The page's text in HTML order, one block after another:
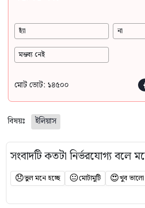
হ্যাঁ না
মন্তব্য নেই
মোট ভোট: ১৪৫০০
বিষয়ঃ ইলিয়াস
সংবাদটি কতটা নির্ভরযোগ্য বলে
😞ভুল মনে হচ্ছে 😐মোটামুটি 😍খুব ভালো